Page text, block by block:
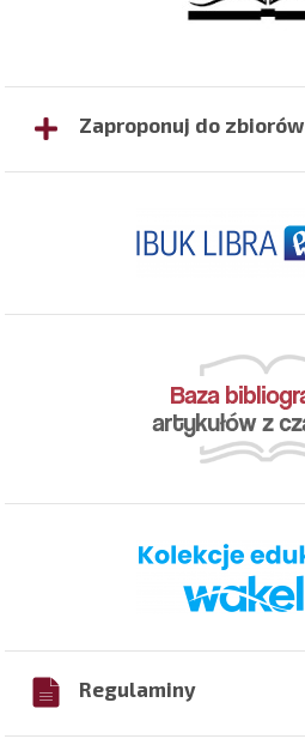
Zaproponuj do zbiorów
Regulaminy